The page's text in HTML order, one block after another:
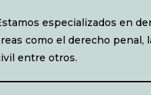
especializados en
como el derecho penal,
entre otros.